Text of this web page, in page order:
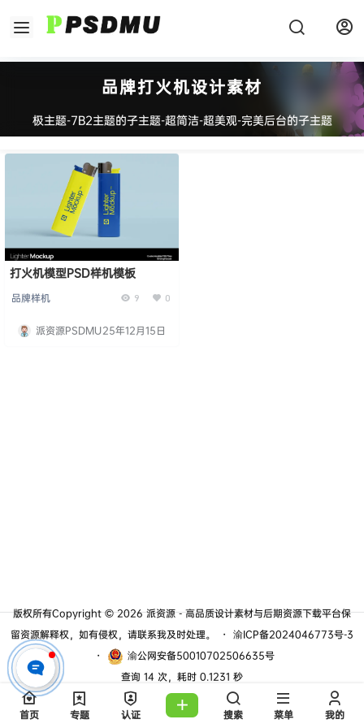
品牌打火机设计素材
极主题-7B2主题的子主题-超简洁-超美观-完美后台的子主题
打火机模型PSD样机模板
品牌样机 9 0
派资源PSDMU25年12月15日
版权所有Copyright © 2026派资源 - 高品质设计素材与后期资源下载平台保
留资源解释权，如有侵权，请联系我及时处理。
・ 渝ICP备2024046773号-3
・
渝公网安备50010702506635号
查询 14 次，耗时 0.1231 秒
首页 专题 认证 搜索 菜单 我的